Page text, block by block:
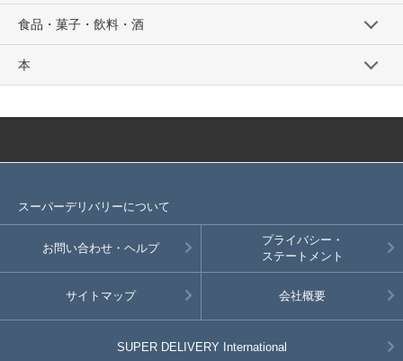
食品・菓子・飲料・酒
本
スーパーデリバリーについて
お問い合わせ・ヘルプ
プライバシー・
ステートメント
サイトマップ 会社概要
SUPER DELIVERY International